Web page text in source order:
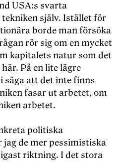
USA:s svarta
själv. Istället för
borde man försöka
rör sig om en mycket
kapitalets natur som det
På en lite lägre
säga att det inte finns
fasar ut arbetet, om
arbetet.
politiska
de mer pessimistiska
riktning. I det stora